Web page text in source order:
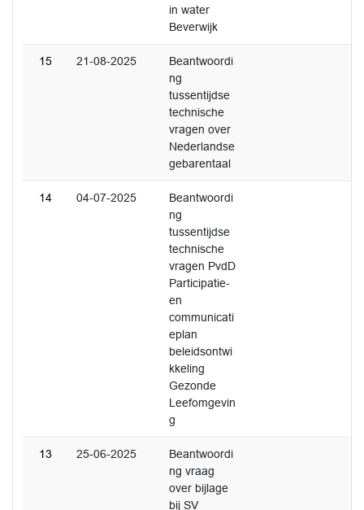
in water
Beverwijk
15 21-08-2025
Beantwoordi
ng
tussentijdse
technische
vragen over
Nederlandse
gebarentaal
14 04-07-2025
Beantwoordi
ng
tussentijdse
technische
vragen PvdD
Participatie-
en
communicati
eplan
beleidsontwi
kkeling
Gezonde
Leefomgevin
g
13 25-06-2025
Beantwoordi
ng vraag
over bijlage
bij SV